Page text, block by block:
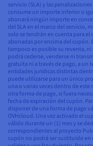
servicio (SLA) y las
consume un importe inferior o
abonará ningún importe en
del SLA en el marco del servicio,
solo se tendrán en cuenta para
abonadas por encima del cupón.
tampoco es posible su reventa,
podrá cederse, venderse ni
gratuita ni a través de pago, a un
entidades jurídicas distintas
puede utilizarse para un único
una o varias veces dentro de
otra forma de pago, si fuera
fecha de expiración del cupón.
disponer de una forma de pago
OVHcloud. Una vez activado el
válido durante un (1) mes y se
correspondientes al proyecto
cupón no podrá ser sustituido